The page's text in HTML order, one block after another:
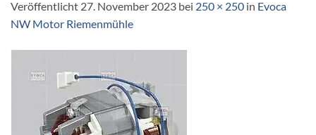
Veröffentlicht 27. November 2023 bei 250 × 250 in Evoca
NW Motor Riemenmühle